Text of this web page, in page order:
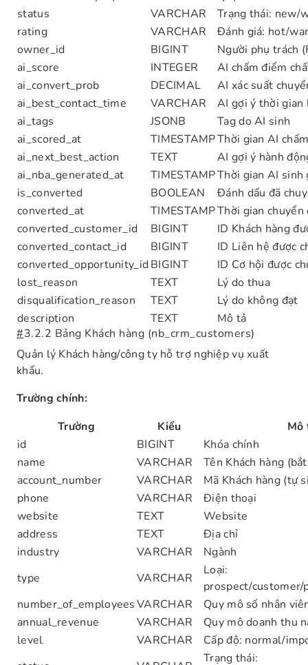
status
VARCHAR
Trạng thái: new/
rating
VARCHAR
Đánh giá: hot/
owner_id
BIGINT
Người phụ trách
ai_score
INTEGER
AI chấm điểm
ai_convert_prob
DECIMAL
AI xác suất
ai_best_contact_time
VARCHAR
AI gợi ý thời gian
ai_tags
JSONB
Tag do AI sinh
ai_scored_at
TIMESTAMPThời gian AI
ai_next_best_action
TEXT
AI gợi ý hành
ai_nba_generated_at
TIMESTAMPThời gian AI sinh
is_converted
BOOLEAN
Đánh dấu đã
converted_at
TIMESTAMPThời gian chuyển
converted_customer_id
BIGINT
ID Khách hàng
converted_contact_id
BIGINT
ID Liên hệ được
converted_opportunity_id BIGINT
ID Cơ hội được
lost_reason
TEXT
Lý do thua
disqualification_reason
TEXT
Lý do không đạt
description
TEXT
Mô tả
#3.2.2 Bảng Khách hàng (nb_crm_customers)
Quản lý Khách hàng/công ty hỗ trợ nghiệp vụ xuất
khẩu.
Trường chính:
Trường
Kiểu
Mô
id
BIGINT
Khóa chính
name
VARCHAR
Tên Khách hàng
account_number
VARCHAR
Mã Khách hàng (tự
phone
VARCHAR
Điện thoại
website
TEXT
Website
address
TEXT
Địa chỉ
industry
VARCHAR
Ngành
type
VARCHAR
Loại:
prospect/
number_of_employeesVARCHAR
Quy mô số nhân
annual_revenue
VARCHAR
Quy mô doanh thu
level
VARCHAR
Cấp độ: normal/
Trạng thái: